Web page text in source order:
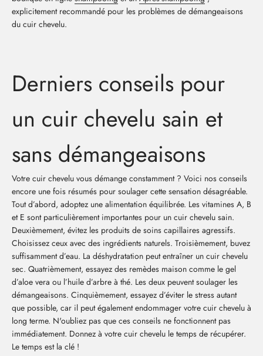
explicitement recommandé pour les problèmes de démangeaisons
du cuir chevelu.
Derniers conseils pour
un cuir chevelu sain et
sans démangeaisons
Votre cuir chevelu vous démange constamment ? Voici nos conseils
encore une fois résumés pour soulager cette sensation désagréable.
Tout d’abord, adoptez une alimentation équilibrée. Les vitamines A, B
et E sont particulièrement importantes pour un cuir chevelu sain.
Deuxièmement, évitez les produits de soins capillaires agressifs.
Choisissez ceux avec des ingrédients naturels. Troisièmement, buvez
suffisamment d’eau. La déshydratation peut entraîner un cuir chevelu
sec. Quatrièmement, essayez des remèdes maison comme le gel
d’aloe vera ou l’huile d’arbre à thé. Les deux peuvent soulager les
démangeaisons. Cinquièmement, essayez d’éviter le stress autant
que possible, car il peut également endommager votre cuir chevelu à
long terme. N'oubliez pas que ces conseils ne fonctionnent pas
immédiatement. Donnez à votre cuir chevelu le temps de récupérer.
Le temps est la clé !